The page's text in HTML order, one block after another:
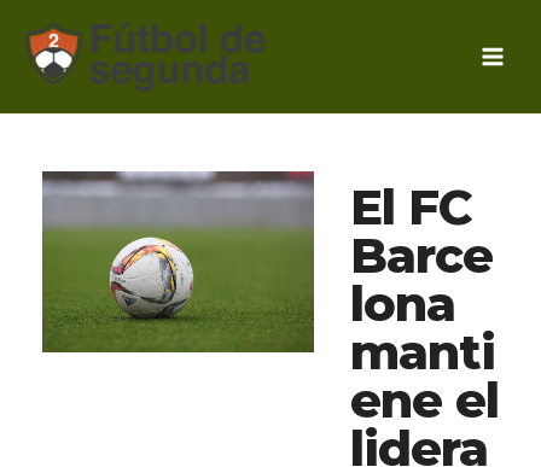
contenido
El FC
Barce
lona
manti
ene el
lidera